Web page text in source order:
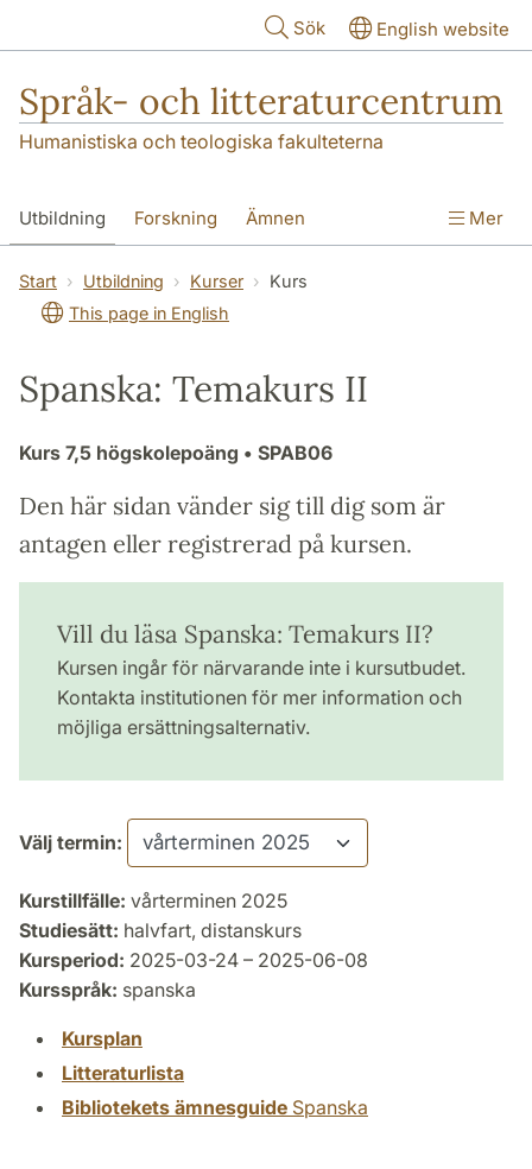
Sök English website
Språk- och litteraturcentrum
Humanistiska och teologiska fakulteterna
Utbildning Forskning Ämnen
SOL-husen Kontakt Institutionen
översättning till svenska
Mer
Start Utbildning Kurser
Kurs
This page in English
Spanska: Temakurs II
Kurs 7,5 högskolepoäng • SPAB06
Den här sidan vänder sig till dig som är
antagen eller registrerad på kursen.
Vill du läsa Spanska: Temakurs II?
Kursen ingår för närvarande inte i kursutbudet.
Kontakta institutionen för mer information och
möjliga ersättningsalternativ.
Välj termin:
Kurstillfälle: vårterminen 2025
Studiesätt: halvfart, distanskurs
Kursperiod: 2025-03-24 – 2025-06-08
Kursspråk: spanska
Kursplan
Litteraturlista
Bibliotekets ämnesguide Spanska